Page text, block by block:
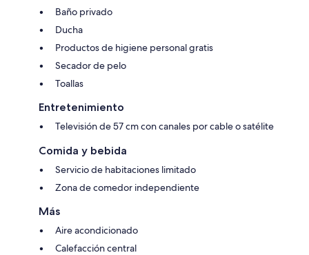
Baño privado
Ducha
Productos de higiene personal gratis
Secador de pelo
Toallas
Entretenimiento
Televisión de 57 cm con canales por cable o satélite
Comida y bebida
Servicio de habitaciones limitado
Zona de comedor independiente
Más
Aire acondicionado
Calefacción central